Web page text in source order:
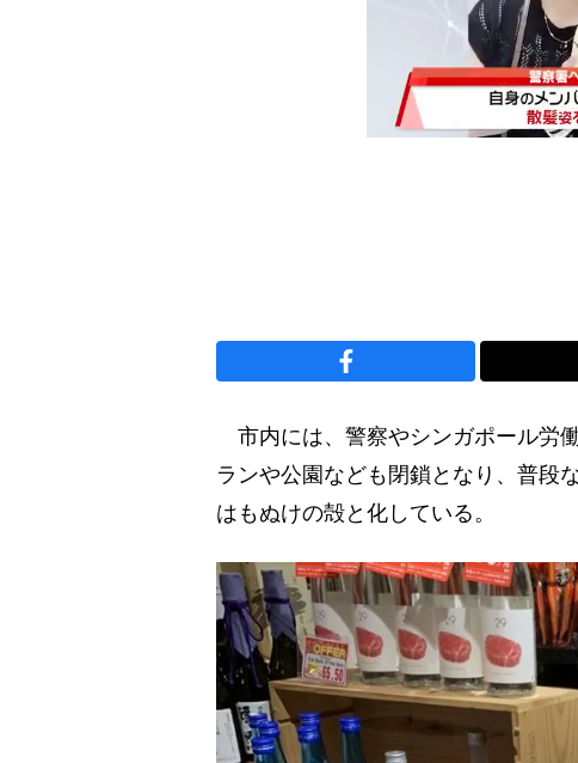
市内には、警察やシンガポール労
ランや公園なども閉鎖となり、普段
はもぬけの殻と化している。